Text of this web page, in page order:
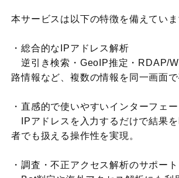
本サービスは以下の特徴を備えていま
・総合的なIPアドレス解析
逆引き検索・GeoIP推定・RDAP/
路情報など、複数の情報を同一画面で
・直感的で使いやすいインターフェー
IPアドレスを入力するだけで結果
者でも扱える操作性を実現。
・調査・不正アクセス解析のサポート